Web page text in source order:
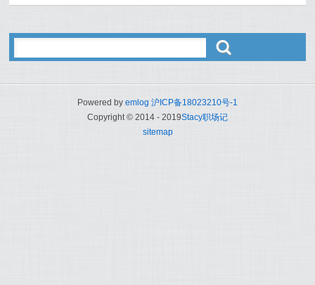
ő
Powered by emlog 沪ICP备18023210号-1
Copyright © 2014 - 2019Stacy职场记
sitemap